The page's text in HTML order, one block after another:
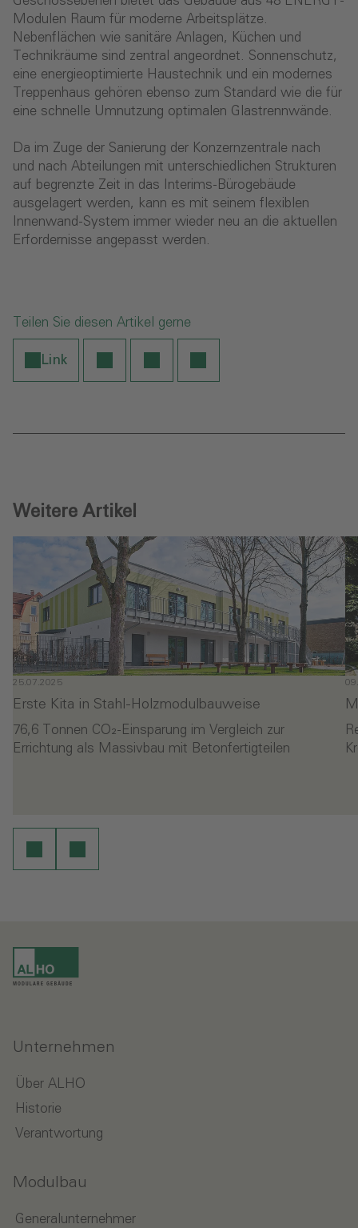
Modulen Raum für moderne Arbeitsplätze.
Nebenflächen wie sanitäre Anlagen, Küchen und
Technikräume sind zentral angeordnet. Sonnenschutz,
eine energieoptimierte Haustechnik und ein modernes
Treppenhaus gehören ebenso zum Standard wie die für
eine schnelle Umnutzung optimalen Glastrennwände.
Da im Zuge der Sanierung der Konzernzentrale nach
und nach Abteilungen mit unterschiedlichen Strukturen
auf begrenzte Zeit in das Interims-Bürogebäude
ausgelagert werden, kann es mit seinem flexiblen
Innenwand-System immer wieder neu an die aktuellen
Erfordernisse angepasst werden.
Teilen Sie diesen Artikel gerne
Link
Weitere Artikel
25.07.2025
Erste Kita in Stahl-Holzmodulbauweise
76,6 Tonnen CO₂-Einsparung im Vergleich zur
Errichtung als Massivbau mit Betonfertigteilen
Unternehmen
Über ALHO
Historie
Verantwortung
Modulbau
Generalunternehmer